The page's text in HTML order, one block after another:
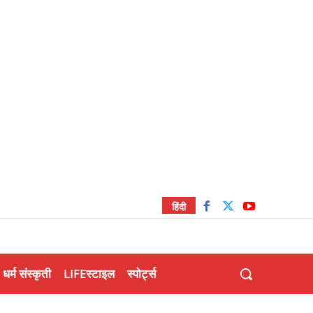
हिंदी
धर्म संस्कृती LIFEस्टाइल स्पोर्ट्स